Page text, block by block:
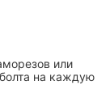
или
на каждую